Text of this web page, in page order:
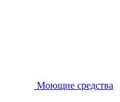
Моющие средства